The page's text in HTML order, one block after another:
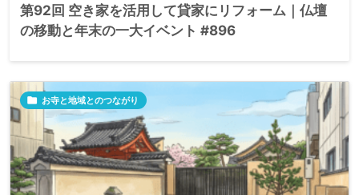
第92回 空き家を活用して貸家にリフォーム｜仏壇
の移動と年末の一大イベント #896
 お寺と地域とのつながり